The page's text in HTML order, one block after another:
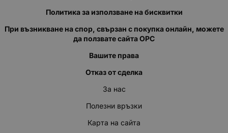
Политика за използване на бисквитки
При възникване на спор, свързан с покупка онлайн, можете
да ползвате сайта ОРС
Вашите права
Отказ от сделка
За нас
Полезни връзки
Карта на сайта